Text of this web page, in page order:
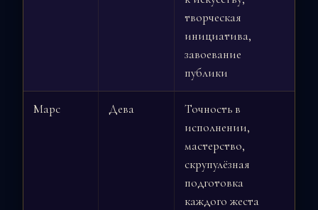
творческая
инициатива,
завоевание
публики
Марс Дева
Точность в
исполнении,
мастерство,
скрупулёзная
подготовка
каждого жеста